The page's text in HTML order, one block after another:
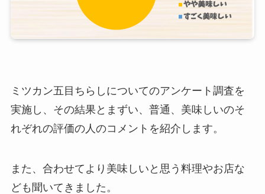
ミツカン五目ちらしについてのアンケート調査を
実施し、その結果とまずい、普通、美味しいのそ
れぞれの評価の人のコメントを紹介します。
また、合わせてより美味しいと思う料理やお店な
ども聞いてきました。